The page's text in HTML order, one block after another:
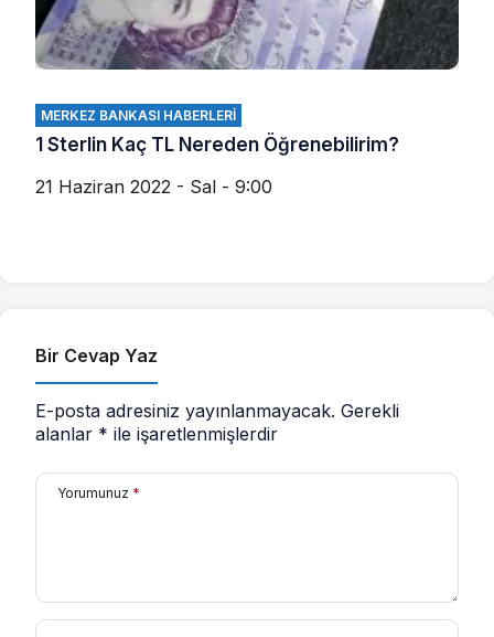
MERKEZ BANKASI HABERLERI
1 Sterlin Kaç TL Nereden Öğrenebilirim?
21 Haziran 2022 - Sal - 9:00
Bir Cevap Yaz
E-posta adresiniz yayınlanmayacak. Gerekli
alanlar * ile işaretlenmişlerdir
Yorumunuz *